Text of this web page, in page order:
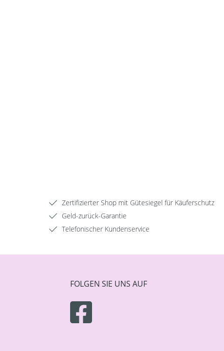
Zertifizierter Shop mit Gütesiegel für Käuferschutz
Geld-zurück-Garantie
Telefonischer Kundenservice
FOLGEN SIE UNS AUF